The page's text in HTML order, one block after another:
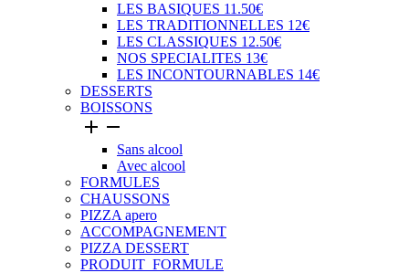
LES BASIQUES 11.50€
LES TRADITIONNELLES 12€
LES CLASSIQUES 12.50€
NOS SPECIALITES 13€
LES INCONTOURNABLES 14€
DESSERTS
BOISSONS
 
Sans alcool
Avec alcool
FORMULES
CHAUSSONS
PIZZA apero
ACCOMPAGNEMENT
PIZZA DESSERT
PRODUIT_FORMULE